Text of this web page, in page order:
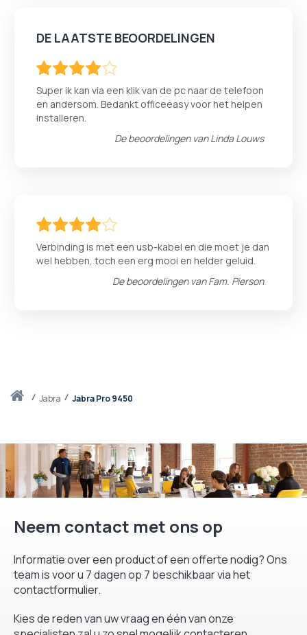
Thuisjabra Jabra Pro 9450
DE LAATSTE BEOORDELINGEN
Super ik kan via een klik van de pc naar de telefoon
en andersom. Bedankt officeeasy voor het helpen
installeren.
De beoordelingen vanLinda Louws
Verbinding is met een usb-kabel en die moet je dan
wel hebben, toch een erg mooi en helder geluid.
De beoordelingen vanFam. Pierson
Neem contact met ons op
Informatie over een product of een offerte nodig? Ons
team is voor u 7 dagen op 7 beschikbaar via het
contactformulier.
Kies de reden van uw vraag en één van onze